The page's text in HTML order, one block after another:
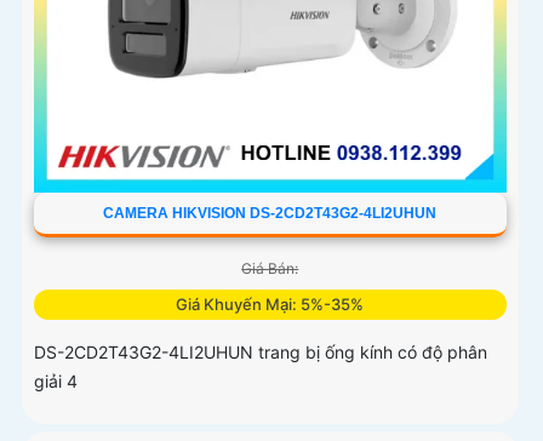
CAMERA HIKVISION DS-2CD2T43G2-4LI2UHUN
Giá Bán:
Giá Khuyến Mại: 5%-35%
DS-2CD2T43G2-4LI2UHUN trang bị ống kính có độ phân
giải 4